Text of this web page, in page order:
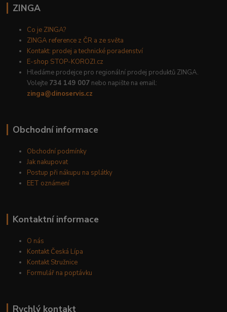
ZINGA
Co je ZINGA?
ZINGA reference z ČR a ze světa
Kontakt: prodej a technické poradenství
E-shop STOP-KOROZI.cz
Hledáme prodejce pro regionální prodej produktů ZINGA.
Volejte 734 149 007 nebo napište na email:
zinga@dinoservis.cz
Obchodní informace
Obchodní podmínky
Jak nakupovat
Postup při nákupu na splátky
EET oznámení
Kontaktní informace
O nás
Kontakt Česká Lípa
Kontakt Stružnice
Formulář na poptávku
Rychlý kontakt